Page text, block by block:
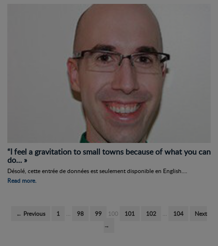
“I feel a gravitation to small towns because of what you can
do… »
Désolé, cette entrée de données est seulement disponible en English....
Read more.
← Previous 1 … 98 99 100 101 102 … 104
Next
→